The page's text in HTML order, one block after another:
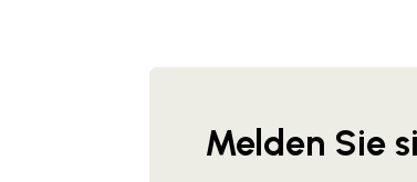
Melden Sie